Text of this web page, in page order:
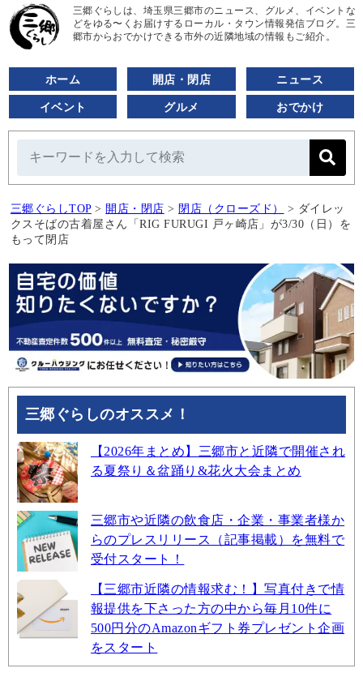
三郷ぐらしは、埼玉県三郷市のニュース、グルメ、イベントな
どをゆる〜くお届けするローカル・タウン情報発信ブログ。三
郷市からおでかけできる市外の近隣地域の情報もご紹介。
ホーム 開店・閉店 ニュース
イベント グルメ おでかけ
三郷ぐらしTOP > 開店・閉店 > 閉店（クローズド） > ダイレッ
クスそばの古着屋さん「RIG FURUGI 戸ヶ崎店」が3/30（日）を
もって閉店
三郷ぐらしのオススメ！
【2026年まとめ】三郷市と近隣で開催され
る夏祭り＆盆踊り&花火大会まとめ
三郷市や近隣の飲食店・企業・事業者様か
らのプレスリリース（記事掲載）を無料で
受付スタート！
【三郷市近隣の情報求む！】写真付きで情
報提供を下さった方の中から毎月10件に
500円分のAmazonギフト券プレゼント企画
をスタート